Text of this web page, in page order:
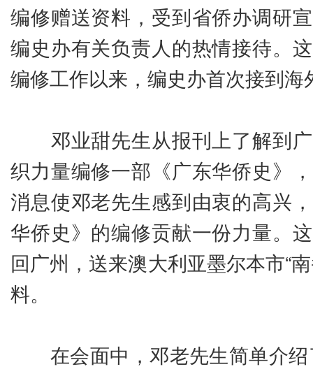
编修赠送资料，受到省侨办调研
编史办有关负责人的热情接待。
编修工作以来，编史办首次接到
邓业甜先生从报刊上了解到广
织力量编修一部《广东华侨史》
消息使邓老先生感到由衷的高兴
华侨史》的编修贡献一份力量。
回广州，送来澳大利亚墨尔本市“
料。
在会面中，邓老先生简单介绍